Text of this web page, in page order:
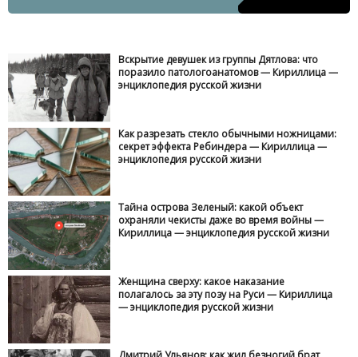
Вскрытие девушек из группы Дятлова: что
поразило патологоанатомов — Кириллица —
энциклопедия русской жизни
Как разрезать стекло обычными ножницами:
секрет эффекта Ребиндера — Кириллица —
энциклопедия русской жизни
Тайна острова Зеленый: какой объект
охраняли чекисты даже во время войны —
Кириллица — энциклопедия русской жизни
Женщина сверху: какое наказание
полагалось за эту позу на Руси — Кириллица
— энциклопедия русской жизни